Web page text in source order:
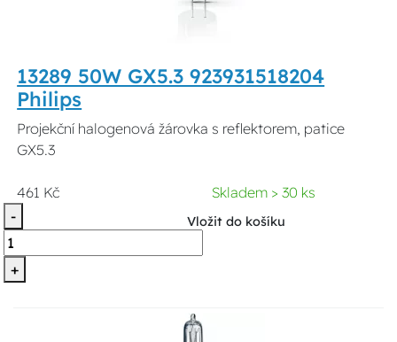
13289 50W GX5.3 923931518204
Philips
Projekční halogenová žárovka s reflektorem, patice
GX5.3
461 Kč
Skladem > 30 ks
-
+
Vložit do košíku